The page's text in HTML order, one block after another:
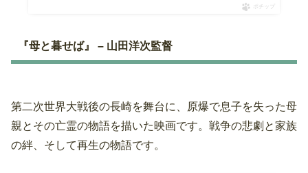
ポチップ
『母と暮せば』 – 山田洋次監督
第二次世界大戦後の長崎を舞台に、原爆で息子を失った母
親とその亡霊の物語を描いた映画です。戦争の悲劇と家族
の絆、そして再生の物語です。